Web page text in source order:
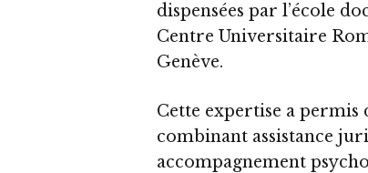
dispensées par l’école
Centre Universitaire
Genève.
Cette expertise a
combinant assistance
accompagnement